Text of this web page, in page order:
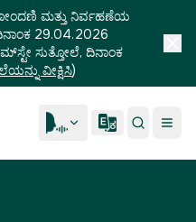
ಮತ್ತು ನಿರ್ವಹಣೆಯ
29.04.2026
ಸುತ್ತೋಲೆ, ದಿನಾಂಕ
ವೀಕ್ಷಿಸಿ)